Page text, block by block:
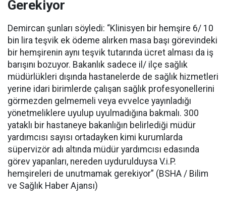
Gerekiyor
Demircan şunları söyledi: “Klinisyen bir hemşire 6/ 10
bin lira teşvik ek ödeme alırken masa başı görevindeki
bir hemşirenin aynı teşvik tutarında ücret alması da iş
barışını bozuyor. Bakanlık sadece il/ ilçe sağlık
müdürlükleri dışında hastanelerde de sağlık hizmetleri
yerine idari birimlerde çalışan sağlık profesyonellerini
görmezden gelmemeli veya evvelce yayınladığı
yönetmeliklere uyulup uyulmadığına bakmalı. 300
yataklı bir hastaneye bakanlığın belirlediği müdür
yardımcısı sayısı ortadayken kimi kurumlarda
süpervizör adı altında müdür yardımcısı edasında
görev yapanları, nereden uydurulduysa V.i.P.
hemşireleri de unutmamak gerekiyor” (BSHA / Bilim
ve Sağlık Haber Ajansı)